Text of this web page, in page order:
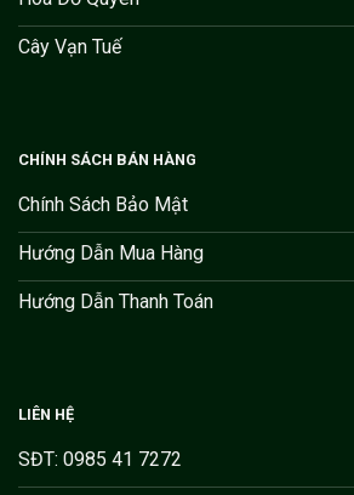
Cây Vạn Tuế
CHÍNH SÁCH BÁN HÀNG
Chính Sách Bảo Mật
Hướng Dẫn Mua Hàng
Hướng Dẫn Thanh Toán
LIÊN HỆ
SĐT: 0985 41 7272